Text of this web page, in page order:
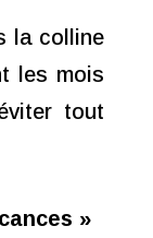
la colline
les mois
tout
»